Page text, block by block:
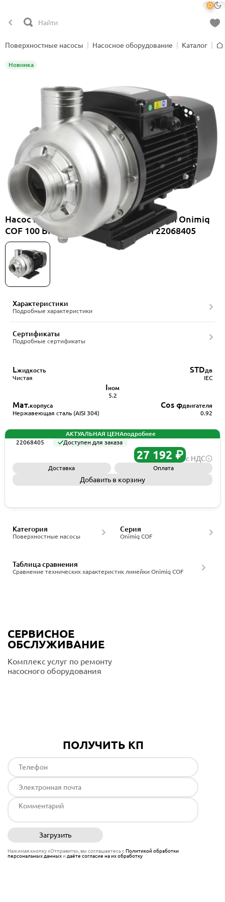
Поверхностные насосы Насосное оборудование
Каталог
Насос горизонтальный центробежный Onimiq
COF 100 BN-W-V-M-BAQV, артикул 22068405
Новинка
Характеристики
Подробные характеристики
Сертификаты
Подробные сертификаты
Lжидкость
Чистая
STDдв
IEC
Мат.корпуса
Нержавеющая сталь (AISI 304)
Cos φдвигателя
0.92
Iном
5.2
АКТУАЛЬНАЯ ЦЕНАподробнее
22068405
Доступен для заказа
27 192 ₽ с НДС
Доставка Оплата
Добавить в корзину
Поверхностные насосы
Категория
Onimiq COF
Серия
Сравнение технических характеристик линейки Onimiq COF
Таблица сравнения
СЕРВИСНОЕ
ОБСЛУЖИВАНИЕ
Комплекс услуг по ремонту
насосного оборудования
ПОЛУЧИТЬ КП
Загрузить
Нажимая кнопку «Отправить», вы соглашаетесь сПолитикой обработки
персональных данныхи даёте согласие на их обработку